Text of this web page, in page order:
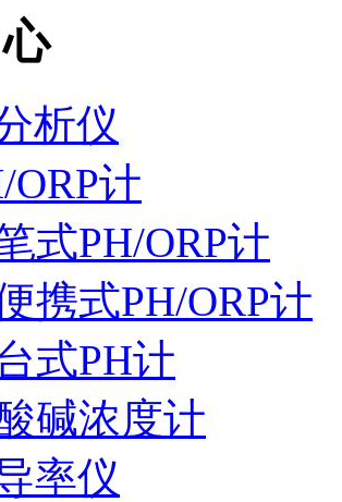
析仪
ORP计
式PH/ORP计
携式PH/ORP计
式PH计
碱浓度计
率仪